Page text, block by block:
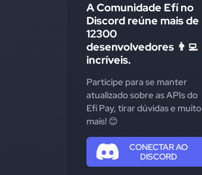
A Comunidade Efí no
Discord reúne mais de
12300
desenvolvedores 👨‍💻
incríveis.
Participe para se manter
atualizado sobre as APIs do
Efí Pay, tirar dúvidas e muito
mais! 😊
CONECTAR AO
DISCORD